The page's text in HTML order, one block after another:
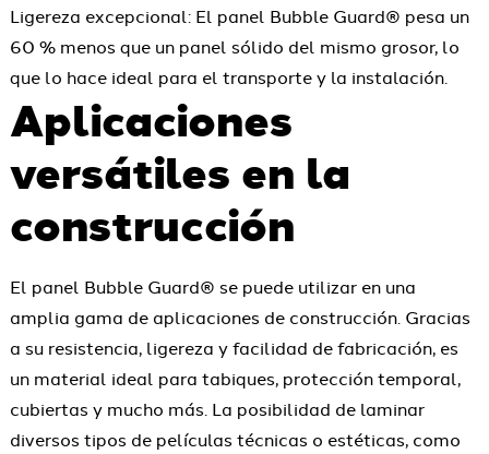
Ligereza excepcional: El panel Bubble Guard® pesa un
60 % menos que un panel sólido del mismo grosor, lo
que lo hace ideal para el transporte y la instalación.
Aplicaciones
versátiles en la
construcción
El panel Bubble Guard® se puede utilizar en una
amplia gama de aplicaciones de construcción. Gracias
a su resistencia, ligereza y facilidad de fabricación, es
un material ideal para tabiques, protección temporal,
cubiertas y mucho más. La posibilidad de laminar
diversos tipos de películas técnicas o estéticas, como